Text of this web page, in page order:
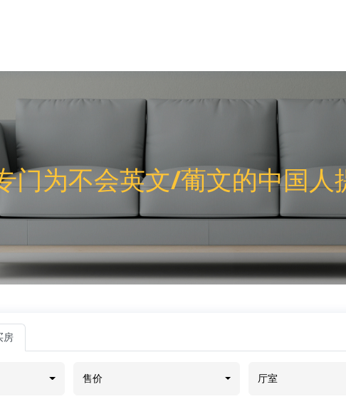
门为不会英文/葡文的中国
房
售价 厅室